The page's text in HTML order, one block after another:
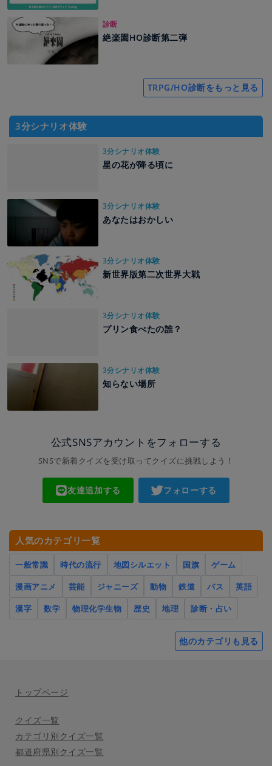
診断
絶楽園HO診断第二弾
TRPG/HO診断をもっと見る
3分シナリオ体験
3分シナリオ体験
星の花が降る頃に
3分シナリオ体験
あなたはおかしい
3分シナリオ体験
新世界版第二次世界大戦
3分シナリオ体験
プリン食べたの誰？
3分シナリオ体験
知らない場所
公式SNSアカウントをフォローする
SNSで新着クイズを受け取ってクイズに挑戦しよう！
友達追加する フォローする
人気のカテゴリ一覧
一般常識 時代の流行 地図シルエット 国旗
ゲーム
漫画アニメ
芸能 ジャニーズ 動物 鉄道 バス
英語
漢字
数学 物理化学生物 歴史 地理 診断・占い
他のカテゴリも見る
トップページ
クイズ一覧
カテゴリ別クイズ一覧
都道府県別クイズ一覧